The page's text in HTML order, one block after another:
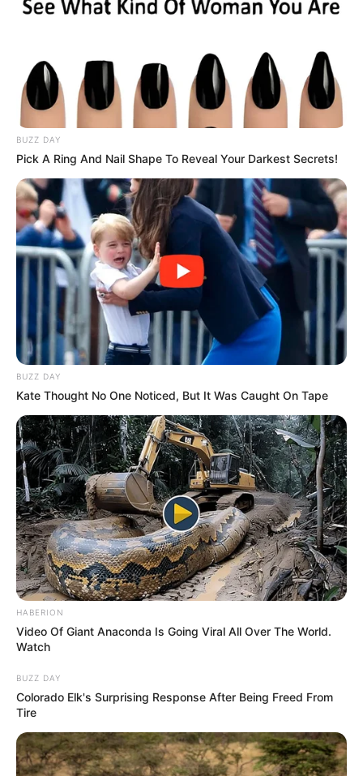
BUZZ DAY
Pick A Ring And Nail Shape To Reveal Your Darkest Secrets!
BUZZ DAY
Kate Thought No One Noticed, But It Was Caught On Tape
HABERION
Video Of Giant Anaconda Is Going Viral All Over The World.
Watch
BUZZ DAY
Colorado Elk's Surprising Response After Being Freed From
Tire